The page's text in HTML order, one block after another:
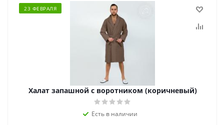
23 ФЕВРАЛЯ
Халат запашной с воротником (коричневый)
Есть в наличии